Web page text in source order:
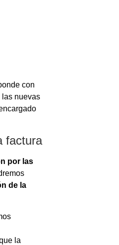
con
las nuevas
factura
por las
de la
la